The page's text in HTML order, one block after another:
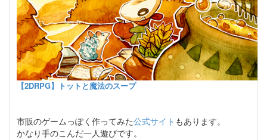
【2DRPG】トットと魔法のスープ
市販のゲームっぽく作ってみた公式サイト もあります。
かなり手のこんだ一人遊びです。